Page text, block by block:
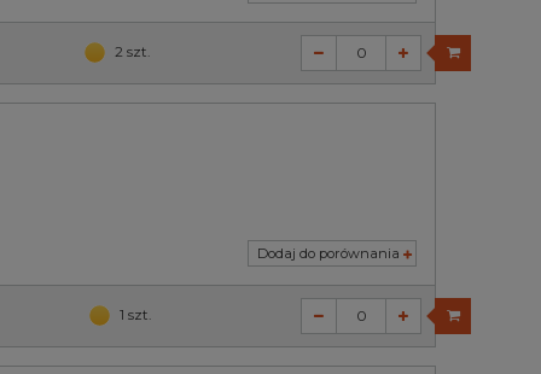
2 szt.
Dodaj do porównania
1 szt.